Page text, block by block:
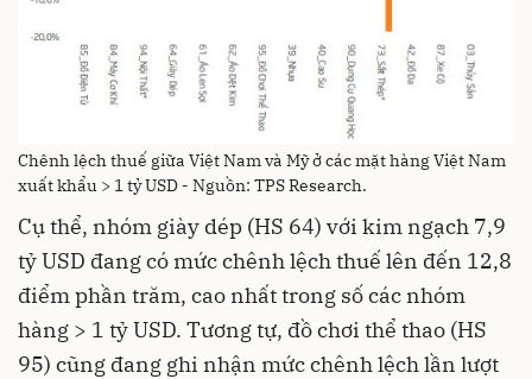
Chênh lệch thuế giữa Việt Nam và Mỹ ở các mặt hàng Việt Nam
xuất khẩu > 1 tỷ USD - Nguồn: TPS Research.
Cụ thể, nhóm giày dép (HS 64) với kim ngạch 7,9
tỷ USD đang có mức chênh lệch thuế lên đến 12,8
điểm phần trăm, cao nhất trong số các nhóm
hàng > 1 tỷ USD. Tương tự, đồ chơi thể thao (HS
95) cũng đang ghi nhận mức chênh lệch lần lượt